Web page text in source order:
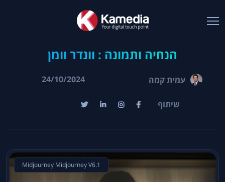
הנחיה ותמונה : וונדר וומן
עמית קמה 24/10/2024
שיתוף
Midjourney Midjourney V6.1